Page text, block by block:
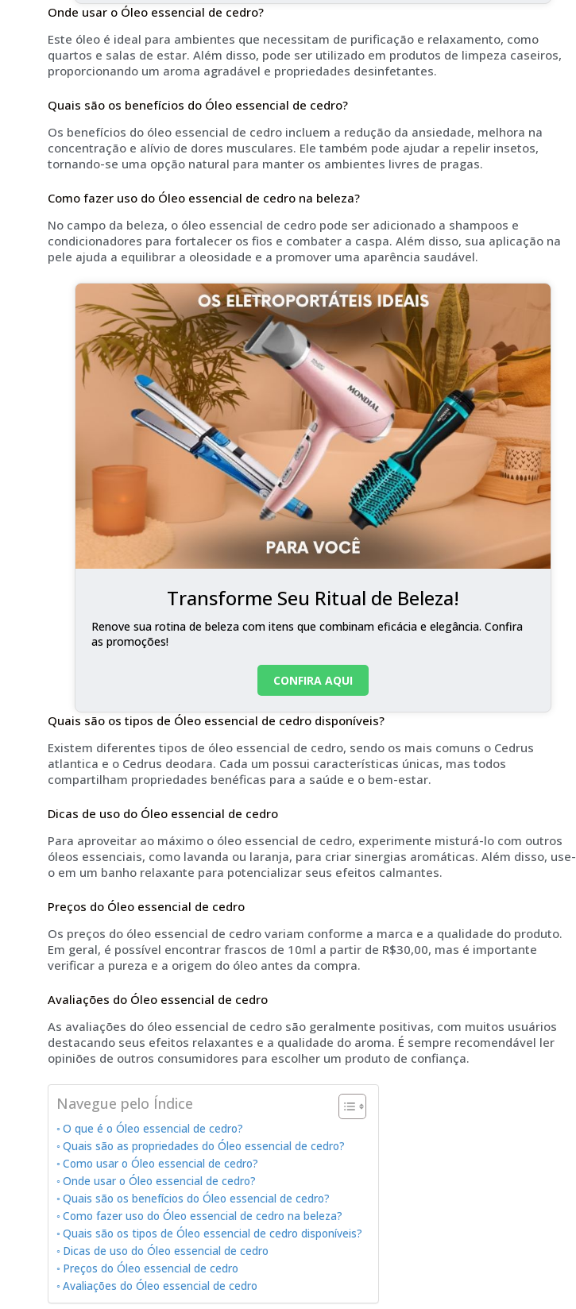
Onde usar o Óleo essencial de cedro?
Este óleo é ideal para ambientes que necessitam de purificação e relaxamento, como
quartos e salas de estar. Além disso, pode ser utilizado em produtos de limpeza caseiros,
proporcionando um aroma agradável e propriedades desinfetantes.
Quais são os benefícios do Óleo essencial de cedro?
Os benefícios do óleo essencial de cedro incluem a redução da ansiedade, melhora na
concentração e alívio de dores musculares. Ele também pode ajudar a repelir insetos,
tornando-se uma opção natural para manter os ambientes livres de pragas.
Como fazer uso do Óleo essencial de cedro na beleza?
No campo da beleza, o óleo essencial de cedro pode ser adicionado a shampoos e
condicionadores para fortalecer os fios e combater a caspa. Além disso, sua aplicação na
pele ajuda a equilibrar a oleosidade e a promover uma aparência saudável.
Transforme Seu Ritual de Beleza!
Renove sua rotina de beleza com itens que combinam eficácia e elegância. Confira
as promoções!
CONFIRA AQUI
Quais são os tipos de Óleo essencial de cedro disponíveis?
Existem diferentes tipos de óleo essencial de cedro, sendo os mais comuns o Cedrus
atlantica e o Cedrus deodara. Cada um possui características únicas, mas todos
compartilham propriedades benéficas para a saúde e o bem-estar.
Dicas de uso do Óleo essencial de cedro
Para aproveitar ao máximo o óleo essencial de cedro, experimente misturá-lo com outros
óleos essenciais, como lavanda ou laranja, para criar sinergias aromáticas. Além disso, use-
o em um banho relaxante para potencializar seus efeitos calmantes.
Preços do Óleo essencial de cedro
Os preços do óleo essencial de cedro variam conforme a marca e a qualidade do produto.
Em geral, é possível encontrar frascos de 10ml a partir de R$30,00, mas é importante
verificar a pureza e a origem do óleo antes da compra.
Avaliações do Óleo essencial de cedro
As avaliações do óleo essencial de cedro são geralmente positivas, com muitos usuários
destacando seus efeitos relaxantes e a qualidade do aroma. É sempre recomendável ler
opiniões de outros consumidores para escolher um produto de confiança.
Navegue pelo Índice
O que é o Óleo essencial de cedro?
Quais são as propriedades do Óleo essencial de cedro?
Como usar o Óleo essencial de cedro?
Onde usar o Óleo essencial de cedro?
Quais são os benefícios do Óleo essencial de cedro?
Como fazer uso do Óleo essencial de cedro na beleza?
Quais são os tipos de Óleo essencial de cedro disponíveis?
Dicas de uso do Óleo essencial de cedro
Preços do Óleo essencial de cedro
Avaliações do Óleo essencial de cedro